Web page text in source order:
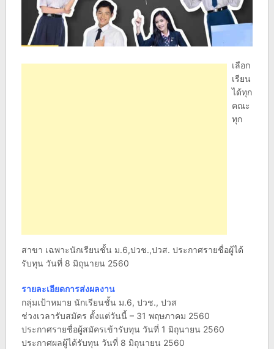
เลือก
เรียน
ได้ทุก
คณะ
ทุก
สาขา เฉพาะนักเรียนชั้น ม.6,ปวช.,ปวส. ประกาศรายชื่อผู้ได้
รับทุน วันที่ 8 มิถุนายน 2560
รายละเอียดการส่งผลงาน
กลุ่มเป้าหมาย นักเรียนชั้น ม.6, ปวช., ปวส
ช่วงเวลารับสมัคร ตั้งแต่วันนี้ – 31 พฤษภาคม 2560
ประกาศรายชื่อผู้สมัครเข้ารับทุน วันที่ 1 มิถุนายน 2560
ประกาศผลผู้ได้รับทุน วันที่ 8 มิถุนายน 2560